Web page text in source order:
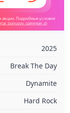
2025
Break The Day
Dynamite
Hard Rock